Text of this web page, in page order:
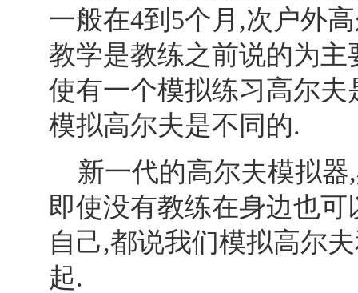
一般在4到5个月,次户外
教学是教练之前说的为
使有一个模拟练习高尔
模拟高尔夫是不同的.
新一代的高尔夫模拟器
即使没有教练在身边也
自己,都说我们模拟高尔
起.